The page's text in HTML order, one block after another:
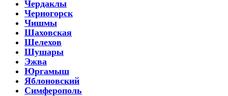
Чердаклы
Черногорск
Чишмы
Шаховская
Шелехов
Шушары
Эжва
Юргамыш
Яблоновский
Симферополь